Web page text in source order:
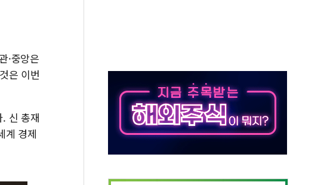
합단지 지정 준비 본격화…'AI 데이터 기반 메디테크 혁신허브' 구상
폭포 생태탐방로 출입 통제
인근 도로 4중 추돌…1명 심정지·5명 부상
산불 진화 중...진화헬기 3대 투입
성근 전 사단장 항소심도 징역 3년
상반기 매출 첫 2000억원 돌파
·중앙은
은 이번
신 총재
계 경제